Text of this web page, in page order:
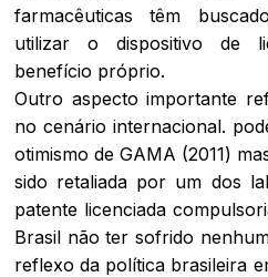
farmacêuticas têm
utilizar o dispositivo de
benefício próprio.
Outro aspecto importante
no cenário internacional.
otimismo de GAMA (2011)
sido retaliada por um dos
patente licenciada
Brasil não ter sofrido
reflexo da política brasileira